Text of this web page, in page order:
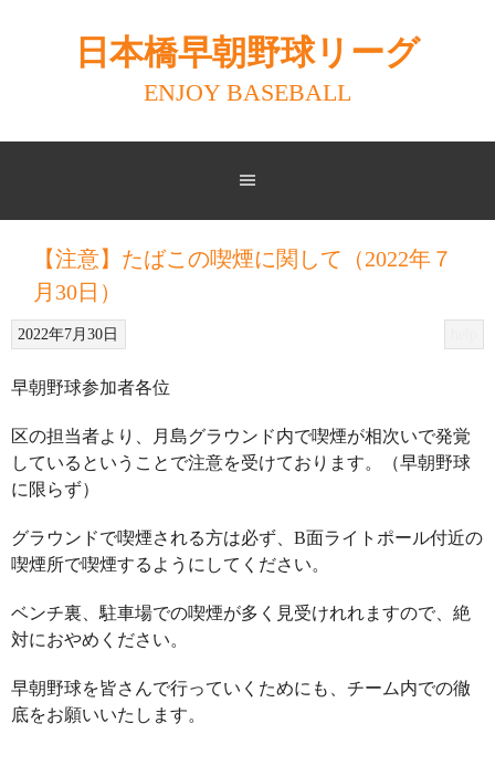
日本橋早朝野球リーグ
ENJOY BASEBALL
【注意】たばこの喫煙に関して（2022年７
月30日）
2022年7月30日
早朝野球参加者各位
区の担当者より、月島グラウンド内で喫煙が相次いで発覚
しているということで注意を受けております。（早朝野球
に限らず）
グラウンドで喫煙される方は必ず、B面ライトポール付近の
喫煙所で喫煙するようにしてください。
ベンチ裏、駐車場での喫煙が多く見受けれれますので、絶
対におやめください。
早朝野球を皆さんで行っていくためにも、チーム内での徹
底をお願いいたします。